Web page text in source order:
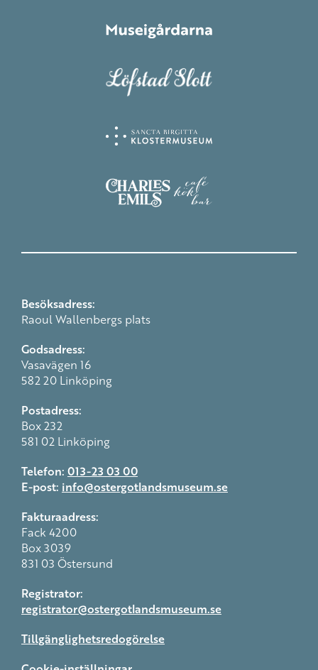
Besöksadress:
Raoul Wallenbergs plats
Godsadress:
Vasavägen 16
582 20 Linköping
Postadress:
Box 232
581 02 Linköping
Telefon: 013-23 03 00
E-post: info@ostergotlandsmuseum.se
Fakturaadress:
Fack 4200
Box 3039
831 03 Östersund
Registrator:
registrator@ostergotlandsmuseum.se
Tillgänglighetsredogörelse